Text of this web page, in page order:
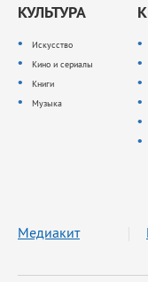
КУЛЬТУРА
Искусство
Кино и сериалы
Книги
Музыка
Медиакит